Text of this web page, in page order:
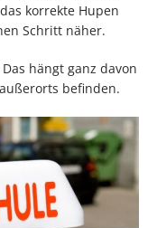
korrekte Hupen
Schritt näher.
hängt ganz davon
befinden.